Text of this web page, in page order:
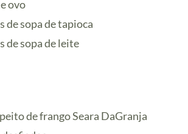
ovo
de sopa de tapioca
de sopa de leite
de frango Seara DaGranja